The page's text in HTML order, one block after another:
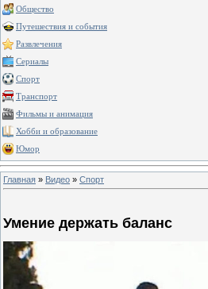
Общество
Путешествия и события
Развлечения
Сериалы
Спорт
Транспорт
Фильмы и анимация
Хобби и образование
Юмор
Главная » Видео » Спорт
Умение держать баланс